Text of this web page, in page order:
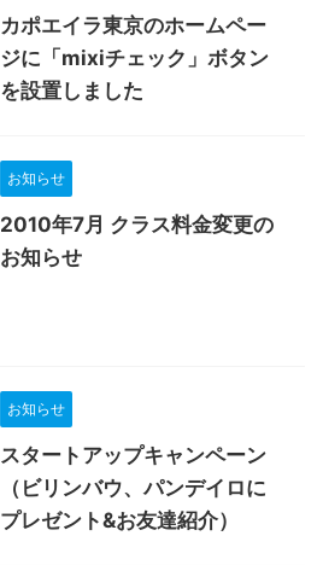
カポエイラ東京のホームペー
ジに「mixiチェック」ボタン
を設置しました
お知らせ
2010年7月 クラス料金変更の
お知らせ
お知らせ
スタートアップキャンペーン
（ビリンバウ、パンデイロに
プレゼント&お友達紹介）